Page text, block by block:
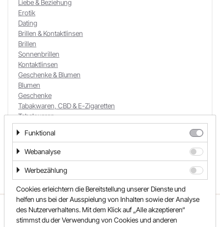
Liebe & Beziehung
Erotik
Dating
Brillen & Kontaktlinsen
Brillen
Sonnenbrillen
Kontaktlinsen
Geschenke & Blumen
Blumen
Geschenke
Tabakwaren, CBD & E-Zigaretten
Tabakwaren
CBD & E-Zigaretten
ÜBER UNS UNSER TEAM
FAQ
REWARDO
KONTAKT SHOPS
Funktional
Webanalyse
Werbezählung
Cookies erleichtern die Bereitstellung unserer Dienste und
helfen uns bei der Ausspielung von Inhalten sowie der Analyse
des Nutzerverhaltens. Mit dem Klick auf „Alle akzeptieren“
stimmst du der Verwendung von Cookies und anderen